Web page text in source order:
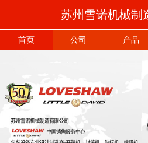
苏州雪诺机械制
首页 公司 产品